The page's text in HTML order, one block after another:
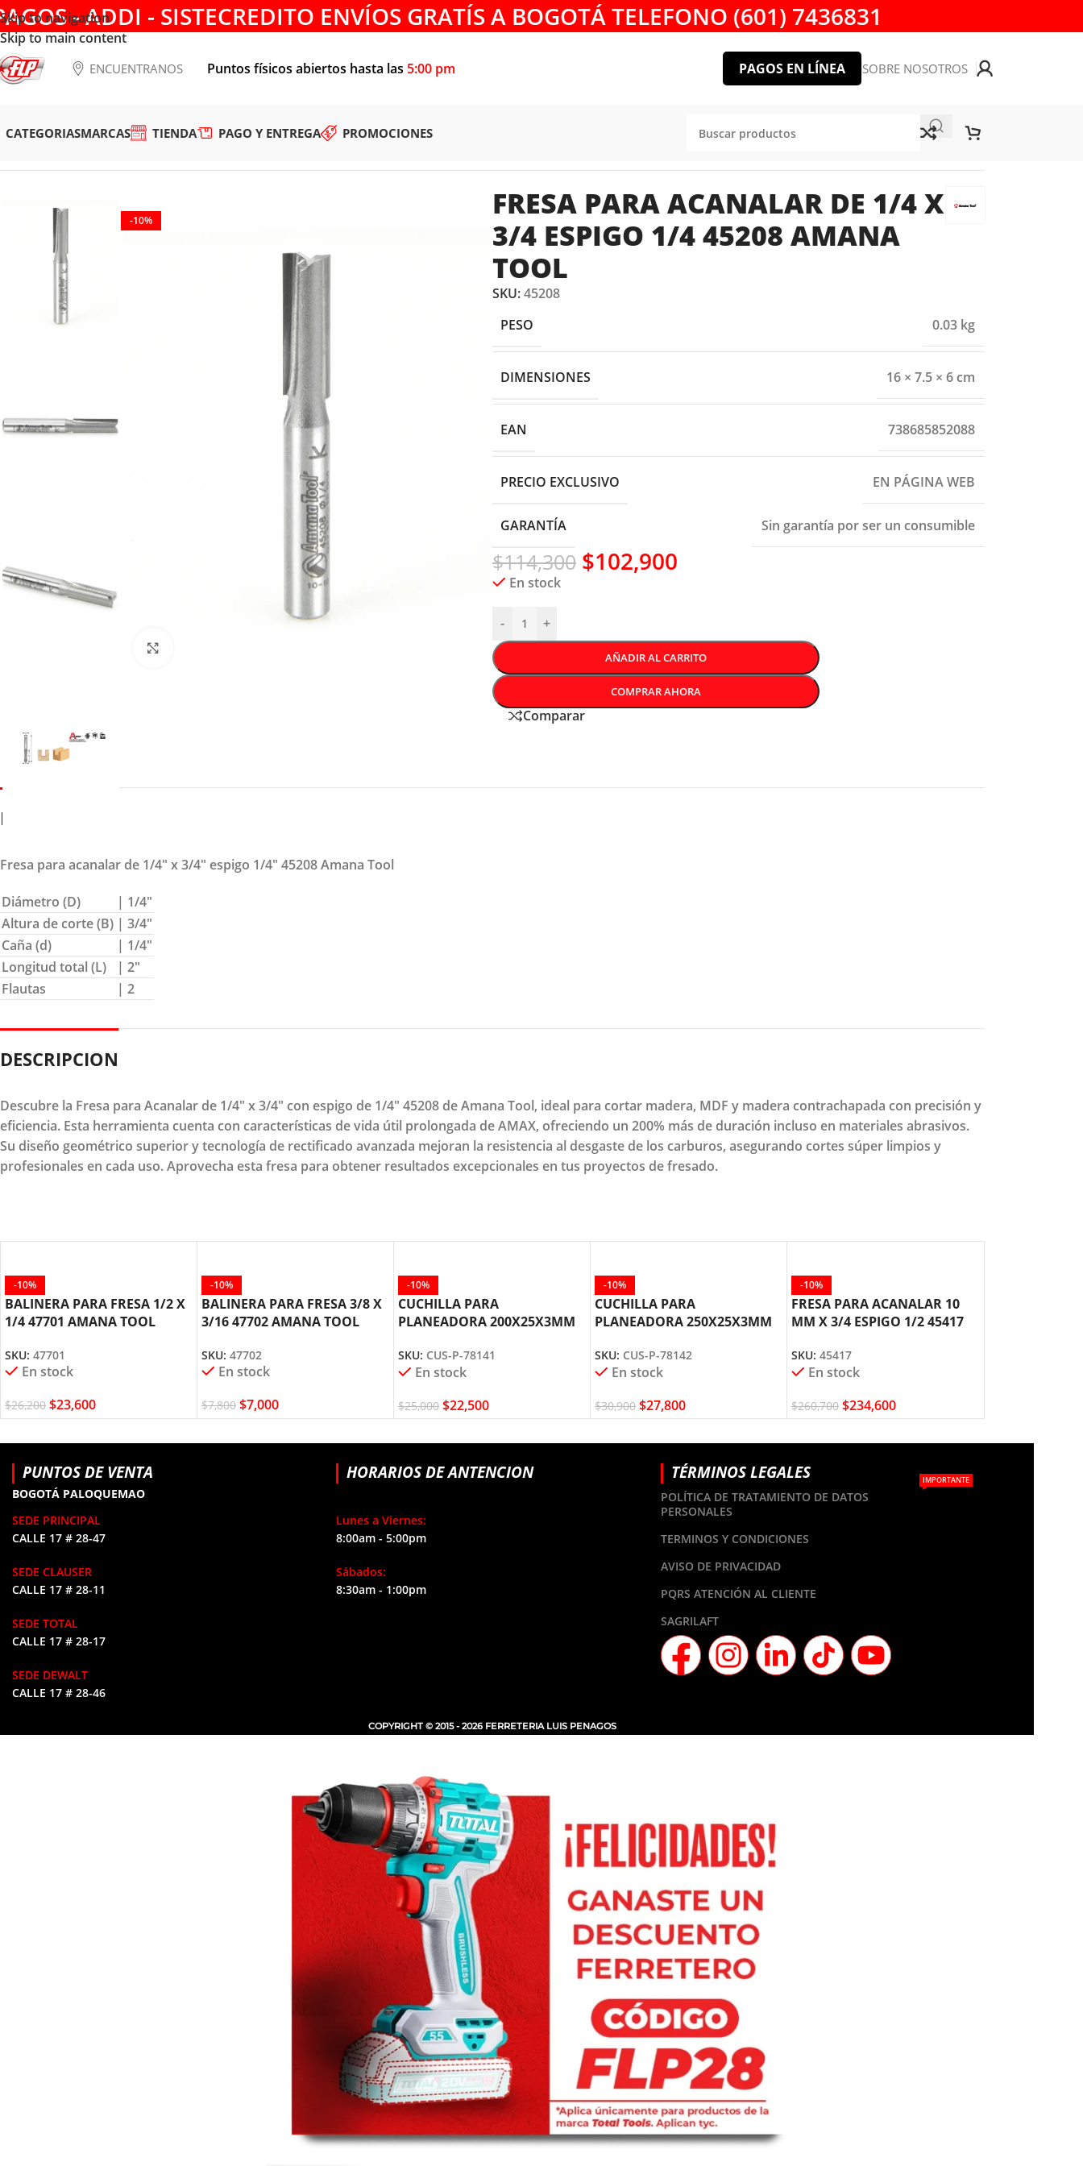
Skip to navigation
Skip to main content
- ADDI - SISTECREDITO ENVÍOS GRATÍS A BOGOTÁ TELEFONO (601) 7436831
ENCUENTRANOS Puntos físicos abiertos hasta las 5:00 pm PAGOS EN LÍNEA SOBRE NOSOTROS
CATEGORIASMARCAS TIENDA PAGO Y ENTREGA PROMOCIONES
-10%
FRESA PARA ACANALAR DE 1/4 X
3/4 ESPIGO 1/4 45208 AMANA
TOOL
SKU:45208
PESO
0.03 kg
DIMENSIONES 16 × 7.5 × 6 cm
EAN 738685852088
PRECIO EXCLUSIVO EN PÁGINA WEB
GARANTÍA Sin garantía por ser un consumible
$114,300 $102,900
En stock
- +
AÑADIR AL CARRITO
COMPRAR AHORA
Comparar
DETALLES
Fresa para acanalar de 1/4″ x 3/4″ espigo 1/4″ 45208 Amana Tool
Diámetro (D)
| 1/4″
Altura de corte (B) | 3/4″
Caña (d)
| 1/4″
Longitud total (L)
| 2″
Flautas
| 2
DESCRIPCION
Descubre la Fresa para Acanalar de 1/4" x 3/4" con espigo de 1/4" 45208 de Amana Tool, ideal para cortar madera, MDF y madera contrachapada con precisión y
eficiencia. Esta herramienta cuenta con características de vida útil prolongada de AMAX, ofreciendo un 200% más de duración incluso en materiales abrasivos.
Su diseño geométrico superior y tecnología de rectificado avanzada mejoran la resistencia al desgaste de los carburos, asegurando cortes súper limpios y
profesionales en cada uso. Aprovecha esta fresa para obtener resultados excepcionales en tus proyectos de fresado.
-10%
BALINERA PARA FRESA 1/2 X
1/4 47701 AMANA TOOL
SKU: 47701
En stock
$26,200 $23,600
-10%
BALINERA PARA FRESA 3/8 X
3/16 47702 AMANA TOOL
SKU: 47702
En stock
$7,800 $7,000
-10%
CUCHILLA PARA
PLANEADORA 200X25X3MM
SKU: CUS-P-78141
En stock
$25,000 $22,500
-10%
CUCHILLA PARA
PLANEADORA 250X25X3MM
SKU: CUS-P-78142
En stock
$30,900 $27,800
-10%
FRESA PARA ACANALAR 10
MM X 3/4 ESPIGO 1/2 45417
SKU: 45417
En stock
$260,700 $234,600
PUNTOS DE VENTA
BOGOTÁ PALOQUEMAO
SEDE PRINCIPAL
CALLE 17 # 28-47
SEDE CLAUSER
CALLE 17 # 28-11
SEDE TOTAL
CALLE 17 # 28-17
SEDE DEWALT
CALLE 17 # 28-46
HORARIOS DE ANTENCION
Lunes a Viernes:
8:00am - 5:00pm
Sábados:
8:30am - 1:00pm
TÉRMINOS LEGALES
POLÍTICA DE TRATAMIENTO DE DATOS
PERSONALES
IMPORTANTE
TERMINOS Y CONDICIONES
AVISO DE PRIVACIDAD
PQRS ATENCIÓN AL CLIENTE
SAGRILAFT
COPYRIGHT © 2015 - 2026 FERRETERIA LUIS PENAGOS